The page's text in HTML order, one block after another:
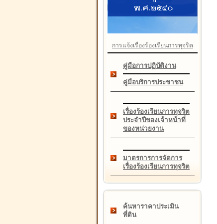
การแจ้งเรื่องร้องเรียนการทุจริต
คู่มือการปฏิบัติงาน
คู่มือบริการประชาชน
เรื่องร้องเรียนการทุจริต
ประจำปีของเจ้าหน้าที่
ของหน่วยงาน
มาตรการการจัดการ
เรื่องร้องเรียนการทุจริต
ค้นหาราคาประเมิน
ที่ดิน